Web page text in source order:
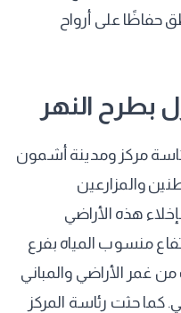
حفاظًا على أرواح
بطرح النهر
مركز ومدينة أشمون
والمزارعين
هذه الأراضي
منسوب المياه بفرع
غمر الأراضي والمباني
كما حثت رئاسة المركز